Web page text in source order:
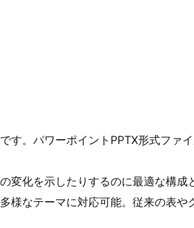
す。パワーポイントPPTX形式ファ
化を示したりするのに最適な構成
様なテーマに対応可能。従来の表や